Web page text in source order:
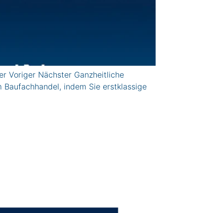
Voriger Nächster Ganzheitliche
indem Sie erstklassige